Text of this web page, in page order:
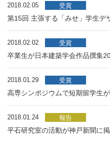
2018.02.05 受賞
第15回 主張する「みせ」学生デ
2018.02.02 受賞
卒業生が日本建築学会作品撰集
2018.01.29 受賞
高専シンポジウムで短期留学生
2018.01.24 報告
平石研究室の活動が神戸新聞に